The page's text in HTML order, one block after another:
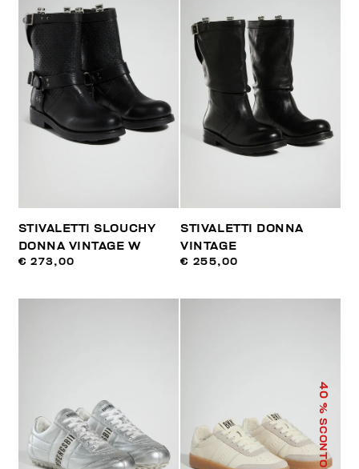
STIVALETTI SLOUCHY
DONNA VINTAGE W
€ 273,00
STIVALETTI DONNA
VINTAGE
€ 255,00
40
% SCONTO